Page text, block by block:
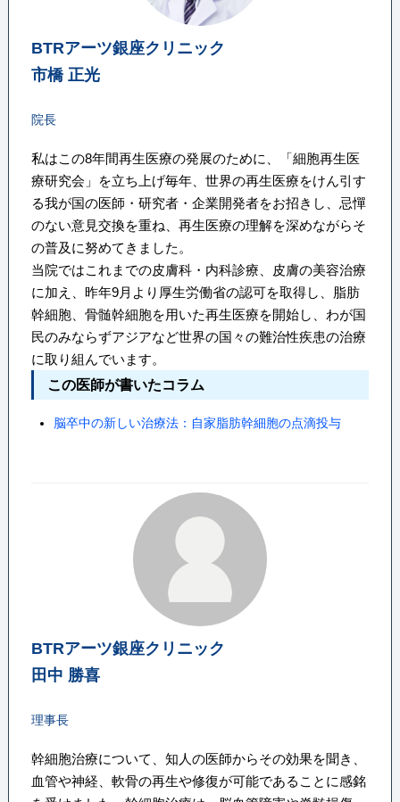
BTRアーツ銀座クリニック
市橋 正光
院長
私はこの8年間再生医療の発展のために、「細胞再生医
療研究会」を立ち上げ毎年、世界の再生医療をけん引す
る我が国の医師・研究者・企業開発者をお招きし、忌憚
のない意見交換を重ね、再生医療の理解を深めながらそ
の普及に努めてきました。
当院ではこれまでの皮膚科・内科診療、皮膚の美容治療
に加え、昨年9月より厚生労働省の認可を取得し、脂肪
幹細胞、骨髄幹細胞を用いた再生医療を開始し、わが国
民のみならずアジアなど世界の国々の難治性疾患の治療
に取り組んでいます。
この医師が書いたコラム
脳卒中の新しい治療法：自家脂肪幹細胞の点滴投与
BTRアーツ銀座クリニック
田中 勝喜
理事長
幹細胞治療について、知人の医師からその効果を聞き、
血管や神経、軟骨の再生や修復が可能であることに感銘